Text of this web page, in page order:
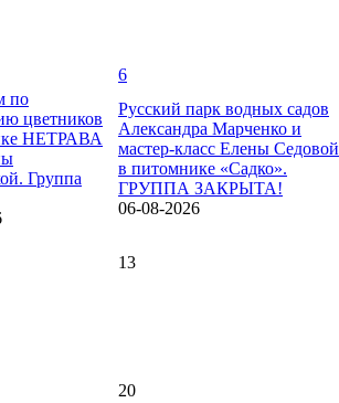
6
по
цветников
НЕТРАВА
Группа
Русский парк водных садов
Александра Марченко и
мастер-класс Елены Седовой
в питомнике «Садко».
ГРУППА ЗАКРЫТА!
06-08-2026
13
20